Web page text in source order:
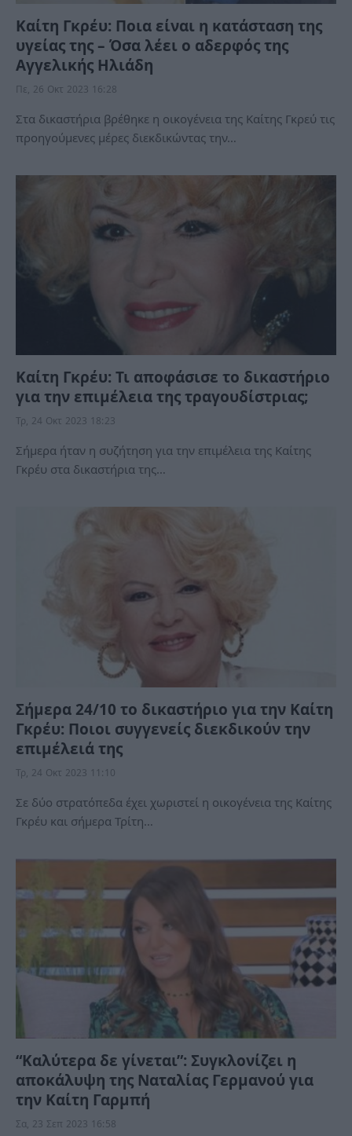
Καίτη Γκρέυ: Ποια είναι η κατάσταση της
υγείας της – Όσα λέει ο αδερφός της
Αγγελικής Ηλιάδη
Πε, 26 Οκτ 2023 16:28
Στα δικαστήρια βρέθηκε η οικογένεια της Καίτης Γκρεύ τις
προηγούμενες μέρες διεκδικώντας την…
Καίτη Γκρέυ: Τι αποφάσισε το δικαστήριο
για την επιμέλεια της τραγουδίστριας;
Τρ, 24 Οκτ 2023 18:23
Σήμερα ήταν η συζήτηση για την επιμέλεια της Καίτης
Γκρέυ στα δικαστήρια της…
Σήμερα 24/10 το δικαστήριο για την Καίτη
Γκρέυ: Ποιοι συγγενείς διεκδικούν την
επιμέλειά της
Τρ, 24 Οκτ 2023 11:10
Σε δύο στρατόπεδα έχει χωριστεί η οικογένεια της Καίτης
Γκρέυ και σήμερα Τρίτη…
“Καλύτερα δε γίνεται”: Συγκλονίζει η
αποκάλυψη της Ναταλίας Γερμανού για
την Καίτη Γαρμπή
Σα, 23 Σεπ 2023 16:58